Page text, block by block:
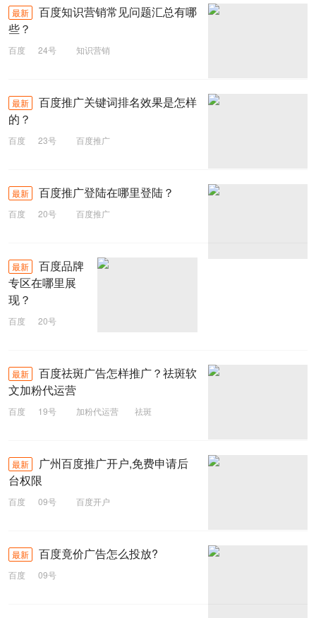
最新
百度知识营销常见问题汇总有哪
些？
百度 24号 知识营销
最新
百度推广关键词排名效果是怎样
的？
百度 23号 百度推广
最新 百度推广登陆在哪里登陆？
百度 20号 百度推广
最新
百度品牌
专区在哪里展
现？
百度
20号
最新
百度祛斑广告怎样推广？祛斑软
文加粉代运营
百度 19号 加粉代运营
祛斑
最新
广州百度推广开户,免费申请后
台权限
百度 09号 百度开户
最新 百度竟价广告怎么投放?
百度 09号